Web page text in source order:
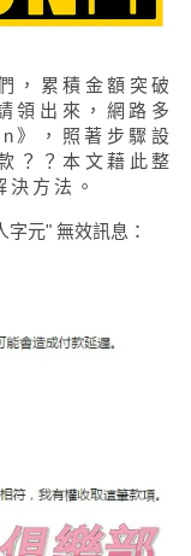
，累積金額突破
領出來，網路多
》，照著步驟設
？？本文藉此整
方法。
元" 無效訊息：